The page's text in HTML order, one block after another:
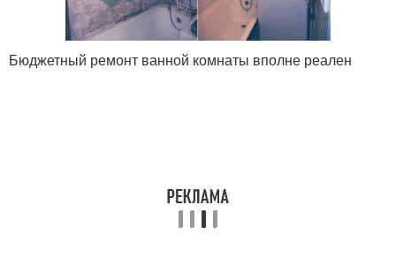
Бюджетный ремонт ванной комнаты вполне реален